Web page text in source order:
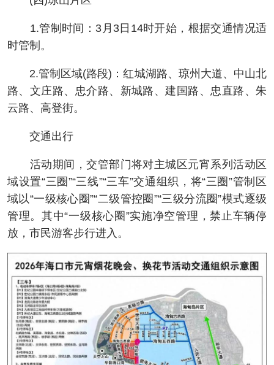
1.管制时间：3月3日14时开始，根据交通情况适
时管制。
2.管制区域(路段)：红城湖路、琼州大道、中山北
路、文庄路、忠介路、新城路、建国路、忠直路、朱
云路、高登街。
交通出行
活动期间，交管部门将对主城区元宵系列活动区
域设置“三圈”“三线”“三车”交通组织，将“三圈”管制区
域以“一级核心圈”“二级管控圈”“三级分流圈”模式逐级
管理。其中“一级核心圈”实施净空管理，禁止车辆停
放，市民游客步行进入。